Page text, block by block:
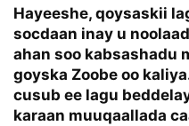
Hayeeshe, qoysaskii
socdaan inay u
ahan soo kabsashadu
goyska Zoobe oo
cusub ee lagu
karaan muuqaallada